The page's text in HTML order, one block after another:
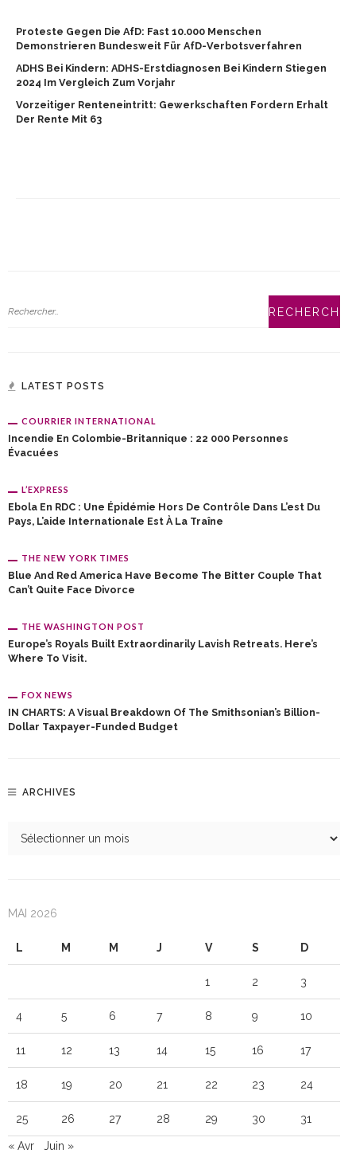
Proteste Gegen Die AfD: Fast 10.000 Menschen
Demonstrieren Bundesweit Für AfD-Verbotsverfahren
ADHS Bei Kindern: ADHS-Erstdiagnosen Bei Kindern Stiegen
2024 Im Vergleich Zum Vorjahr
Vorzeitiger Renteneintritt: Gewerkschaften Fordern Erhalt
Der Rente Mit 63
LATEST POSTS
COURRIER INTERNATIONAL
Incendie En Colombie-Britannique : 22 000 Personnes
Évacuées
L’EXPRESS
Ebola En RDC : Une Épidémie Hors De Contrôle Dans L’est Du
Pays, L’aide Internationale Est À La Traîne
THE NEW YORK TIMES
Blue And Red America Have Become The Bitter Couple That
Can’t Quite Face Divorce
THE WASHINGTON POST
Europe’s Royals Built Extraordinarily Lavish Retreats. Here’s
Where To Visit.
FOX NEWS
IN CHARTS: A Visual Breakdown Of The Smithsonian’s Billion-
Dollar Taxpayer-Funded Budget
ARCHIVES
MAI 2026
L M M J V S D
1 2 3
4 5 6 7 8 9 10
11 12 13 14 15 16 17
18 19 20 21 22 23 24
25 26 27 28 29 30 31
« Avr Juin »